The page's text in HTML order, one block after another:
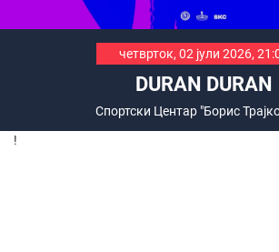
четврток, 02 јули 2026,
DURAN DURAN
Спортски Центар "Борис
!